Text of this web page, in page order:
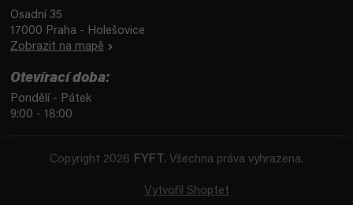
Osadní 35
17000 Praha - Holešovice
Zobrazit na mapě
Otevírací doba:
Pondělí - Pátek
9:00 - 18:00
Vytvořil Shoptet
Copyright 2026 FYFT . Všechna práva vyhrazena.